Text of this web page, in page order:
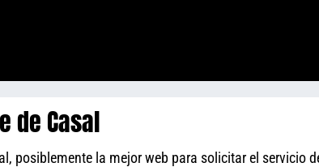
de Casal
posiblemente la mejor web para solicitar el servicio